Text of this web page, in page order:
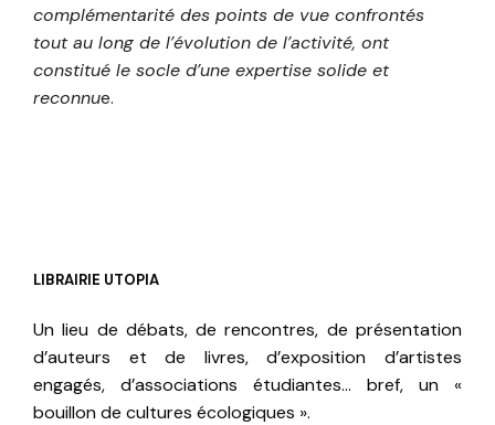
complémentarité des points de vue confrontés
tout au long de l’évolution de l’activité, ont
constitué le socle d’une expertise solide et
reconnue.
LIBRAIRIE UTOPIA
Un lieu de débats, de rencontres, de présentation
d’auteurs et de livres, d’exposition d’artistes
engagés, d’associations étudiantes… bref, un «
bouillon de cultures écologiques ».